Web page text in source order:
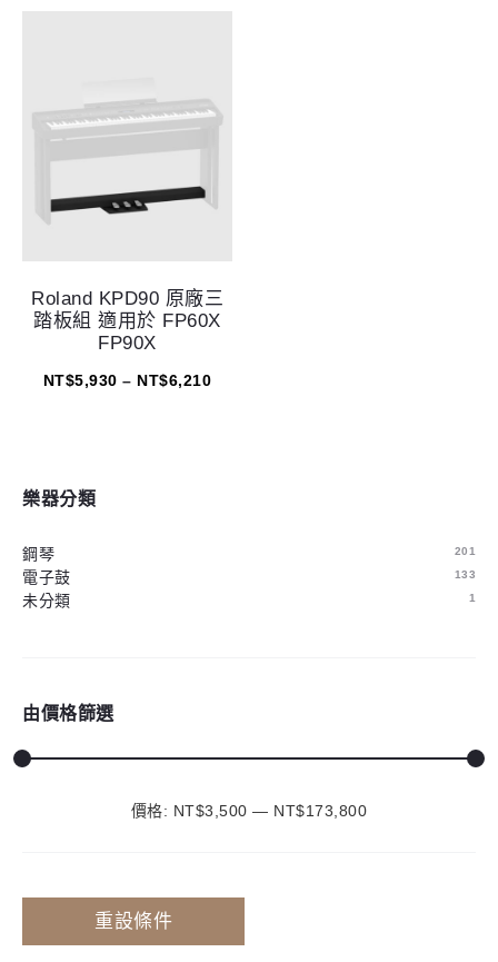
Roland KPD90 原廠三
踏板組 適用於 FP60X
FP90X
NT$5,930 – NT$6,210
樂器分類
鋼琴 201
電子鼓 133
未分類 1
由價格篩選
最
最
價格: NT$3,500 — NT$173,800
重設條件